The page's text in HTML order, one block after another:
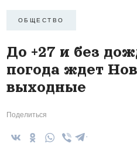
ОБЩЕСТВО
До +27 и без
погода ждет
выходные
Поделиться